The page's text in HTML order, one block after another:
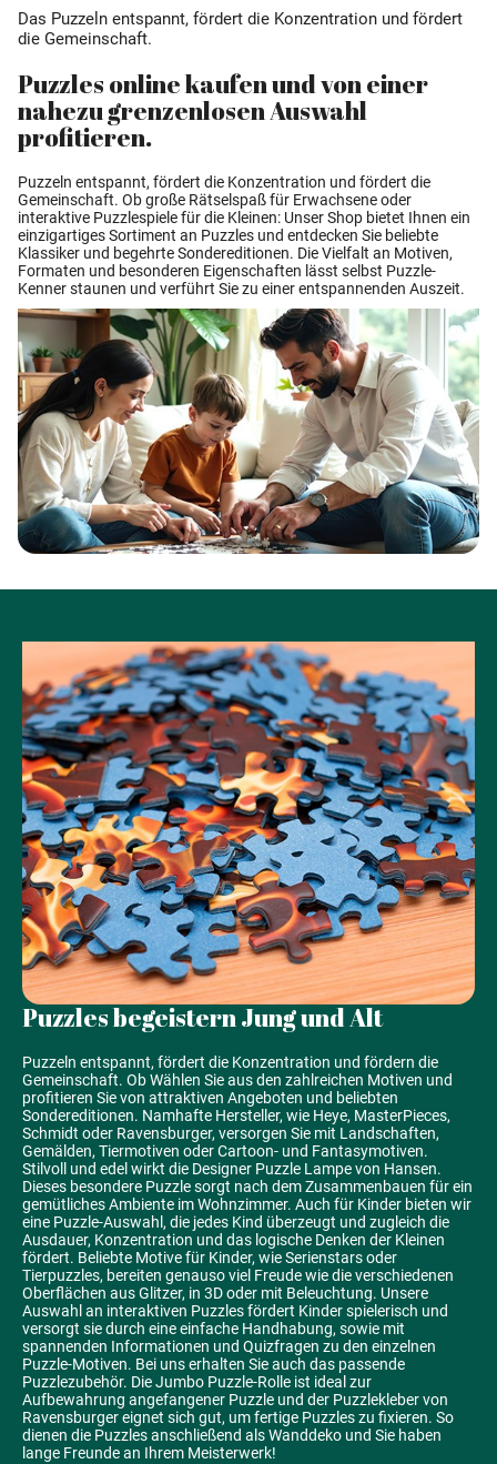
Das Puzzeln entspannt, fördert die Konzentration und fördert
die Gemeinschaft.
Puzzles online kaufen und von einer
nahezu grenzenlosen Auswahl
profitieren.
Puzzeln entspannt, fördert die Konzentration und fördert die
Gemeinschaft. Ob große Rätselspaß für Erwachsene oder
interaktive Puzzlespiele für die Kleinen: Unser Shop bietet Ihnen ein
einzigartiges Sortiment an Puzzles und entdecken Sie beliebte
Klassiker und begehrte Sondereditionen. Die Vielfalt an Motiven,
Formaten und besonderen Eigenschaften lässt selbst Puzzle-
Kenner staunen und verführt Sie zu einer entspannenden Auszeit.
Puzzles begeistern Jung und Alt
Puzzeln entspannt, fördert die Konzentration und fördern die
Gemeinschaft. Ob Wählen Sie aus den zahlreichen Motiven und
profitieren Sie von attraktiven Angeboten und beliebten
Sondereditionen. Namhafte Hersteller, wie Heye, MasterPieces,
Schmidt oder Ravensburger, versorgen Sie mit Landschaften,
Gemälden, Tiermotiven oder Cartoon- und Fantasymotiven.
Stilvoll und edel wirkt die Designer Puzzle Lampe von Hansen.
Dieses besondere Puzzle sorgt nach dem Zusammenbauen für ein
gemütliches Ambiente im Wohnzimmer. Auch für Kinder bieten wir
eine Puzzle-Auswahl, die jedes Kind überzeugt und zugleich die
Ausdauer, Konzentration und das logische Denken der Kleinen
fördert. Beliebte Motive für Kinder, wie Serienstars oder
Tierpuzzles, bereiten genauso viel Freude wie die verschiedenen
Oberflächen aus Glitzer, in 3D oder mit Beleuchtung. Unsere
Auswahl an interaktiven Puzzles fördert Kinder spielerisch und
versorgt sie durch eine einfache Handhabung, sowie mit
spannenden Informationen und Quizfragen zu den einzelnen
Puzzle-Motiven. Bei uns erhalten Sie auch das passende
Puzzlezubehör. Die Jumbo Puzzle-Rolle ist ideal zur
Aufbewahrung angefangener Puzzle und der Puzzlekleber von
Ravensburger eignet sich gut, um fertige Puzzles zu fixieren. So
dienen die Puzzles anschließend als Wanddeko und Sie haben
lange Freunde an Ihrem Meisterwerk!